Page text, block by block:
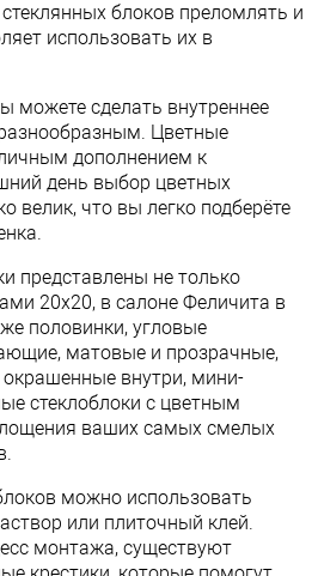
блоков преломлять и
использовать их в
можете сделать внутреннее
Цветные
дополнением к
день выбор цветных
велик, что вы легко подберёте
представлены не только
20х20, в салоне Феличита в
половинки, угловые
матовые и прозрачные,
внутри, мини-
стеклоблоки с цветным
ваших самых смелых
можно использовать
или плиточный клей.
монтажа, существуют